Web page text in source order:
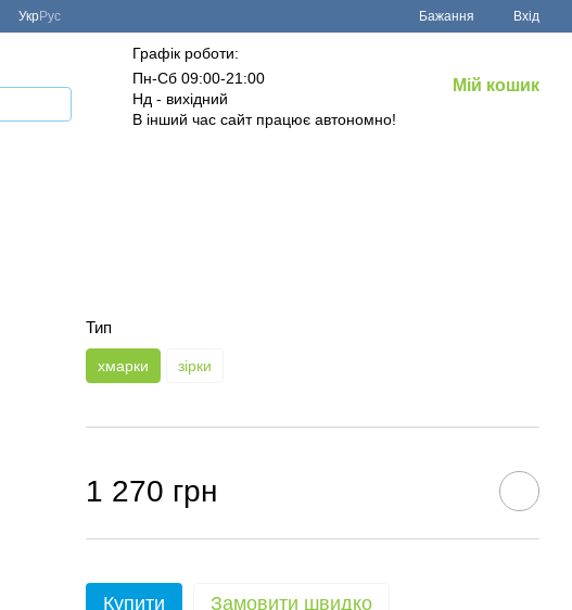
УкрРус Бажання Вхід
Графік роботи:
Пн-Сб 09:00-21:00
Нд - вихідний
В інший час сайт працює автономно!
Мій кошик
Тип
хмарки зірки
1 270 грн
Купити Замовити швидко